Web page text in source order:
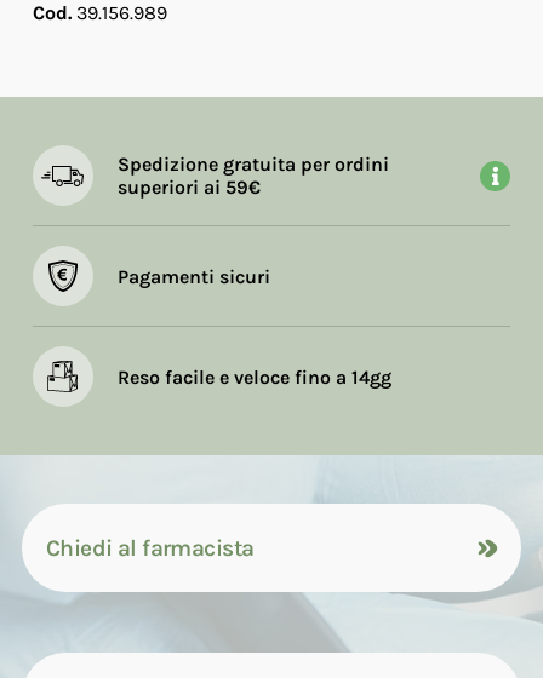
Cod.39.156.989
Spedizione gratuita per ordini
superiori ai 59€
Pagamenti sicuri
Reso facile e veloce fino a 14gg
Chiedi al farmacista